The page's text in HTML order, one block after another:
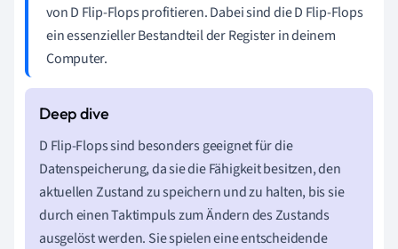
von D Flip-Flops profitieren. Dabei sind die D Flip-Flops
ein essenzieller Bestandteil der Register in deinem
Computer.
D Flip-Flops sind besonders geeignet für die
Datenspeicherung, da sie die Fähigkeit besitzen, den
aktuellen Zustand zu speichern und zu halten, bis sie
durch einen Taktimpuls zum Ändern des Zustands
ausgelöst werden. Sie spielen eine entscheidende